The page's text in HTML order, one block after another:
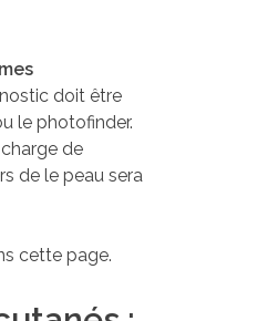
doit être
le photofinder.
de
de le peau sera
cette page.